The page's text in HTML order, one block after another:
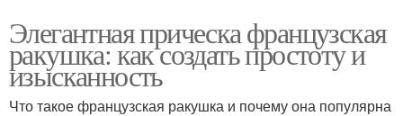
Элегантная прическа французская
ракушка: как создать простоту и
изысканность
Что такое французская ракушка и почему она популярна